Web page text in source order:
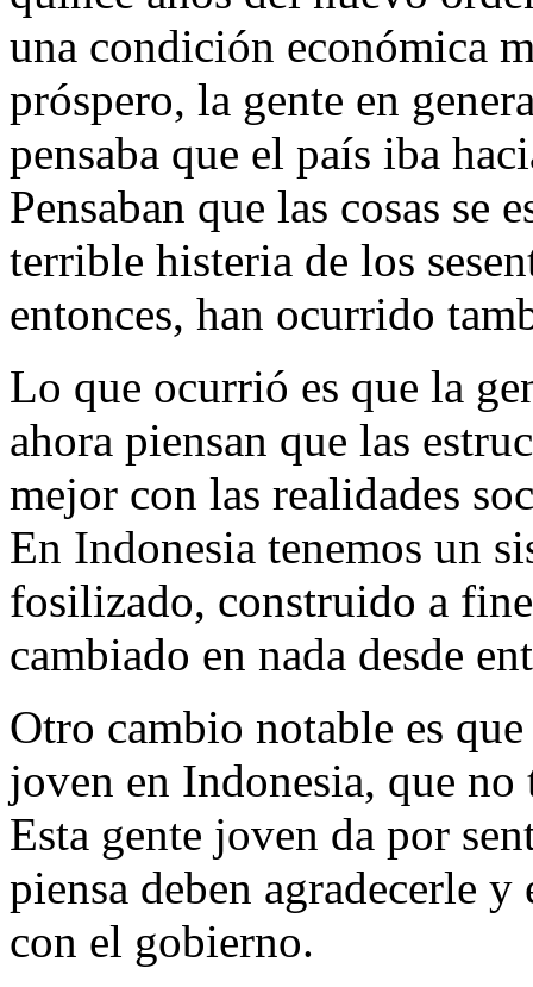
una condición económica
próspero, la gente en
pensaba que el país iba
Pensaban que las cosas se
terrible histeria de los
entonces, han ocurrido
Lo que ocurrió es que la
ahora piensan que las
mejor con las realidades
En Indonesia tenemos un
fosilizado, construido a
cambiado en nada desde
Otro cambio notable es
joven en Indonesia, que no
Esta gente joven da por
piensa deben agradecerle
con el gobierno.